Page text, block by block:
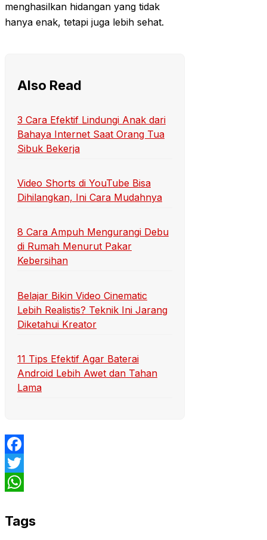
menghasilkan hidangan yang tidak
hanya enak, tetapi juga lebih sehat.
Also Read
3 Cara Efektif Lindungi Anak dari
Bahaya Internet Saat Orang Tua
Sibuk Bekerja
Video Shorts di YouTube Bisa
Dihilangkan, Ini Cara Mudahnya
8 Cara Ampuh Mengurangi Debu
di Rumah Menurut Pakar
Kebersihan
Belajar Bikin Video Cinematic
Lebih Realistis? Teknik Ini Jarang
Diketahui Kreator
11 Tips Efektif Agar Baterai
Android Lebih Awet dan Tahan
Lama
Facebook
Twitter
Tags